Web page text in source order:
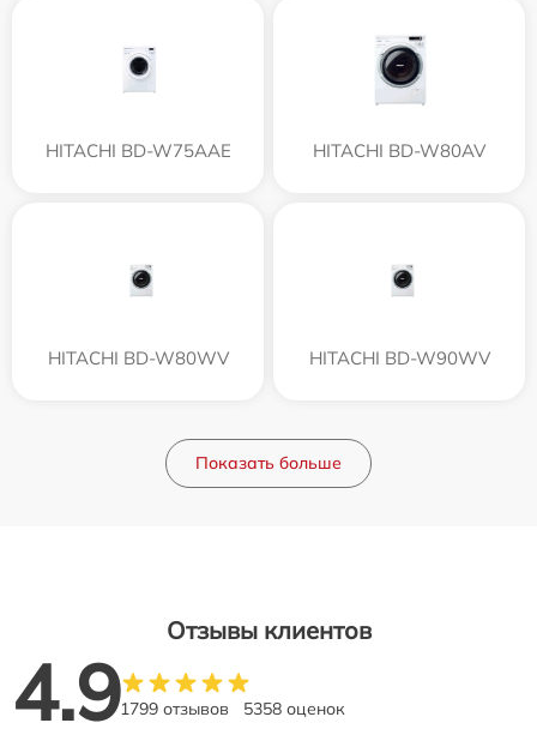
HITACHI BD-W75AAE HITACHI BD-W80AV
HITACHI BD-W80WV HITACHI BD-W90WV
Показать больше
Отзывы клиентов
4.91799 отзывов 5358 оценок